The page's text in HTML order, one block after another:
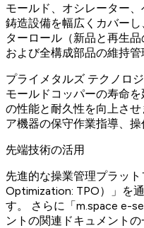
モールド、オシレーター
鋳造設備を幅広くカバー
ターロール（新品と再生
および全構成部品の維持管
プライメタルズ テクノロ
モールドコッパーの寿命
の性能と耐久性を向上さ
ア機器の保守作業指導、
先端技術の活用
先進的な操業管理プラッ
Optimization: TPO）」を
す。 さらに「m.space e-
ントの関連ドキュメント